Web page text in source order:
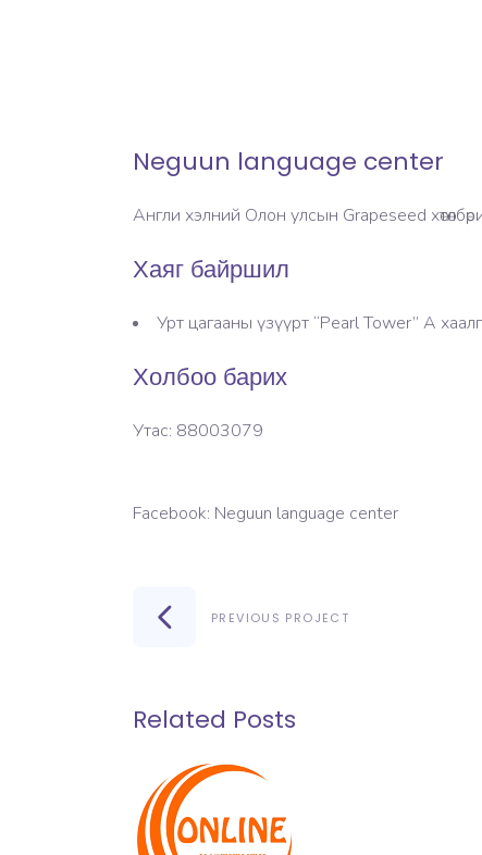
Neguun language center
Англи хэлний Олон улсын Grapeseed
Хаяг байршил
Урт цагааны үзүүрт “Pearl Tower” А
Холбоо барих
Утас: 88003079
Facebook: Neguun language center
PREVIOUS PROJECT
Related Posts